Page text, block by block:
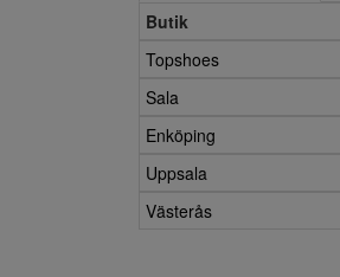
Butik
Topshoes
Sala
Enköping
Uppsala
Västerås